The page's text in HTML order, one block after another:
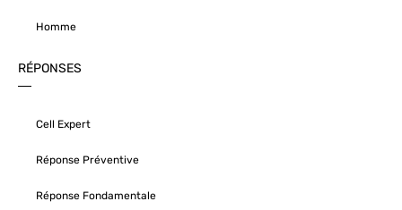
Homme
RÉPONSES
Cell Expert
Réponse Préventive
Réponse Fondamentale